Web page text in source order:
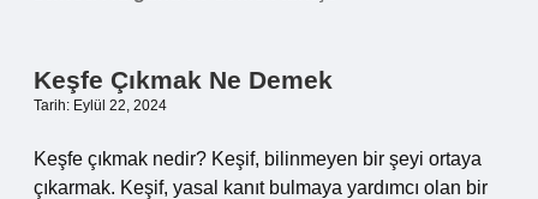
Keşfe Çıkmak Ne Demek
Tarih: Eylül 22, 2024
Keşfe çıkmak nedir? Keşif, bilinmeyen bir şeyi ortaya
çıkarmak. Keşif, yasal kanıt bulmaya yardımcı olan bir